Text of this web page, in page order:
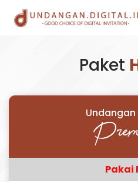
Paket
Pakai